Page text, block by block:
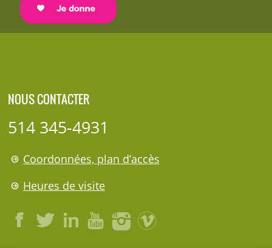
NOUS CONTACTER
514 345-4931
Coordonnées, plan d’accès
Heures de visite